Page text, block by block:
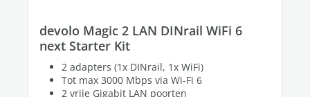
devolo Magic 2 LAN DINrail WiFi 6
next Starter Kit
2 adapters (1x DINrail, 1x WiFi)
Tot max 3000 Mbps via Wi-Fi 6
2 vrije Gigabit LAN poorten